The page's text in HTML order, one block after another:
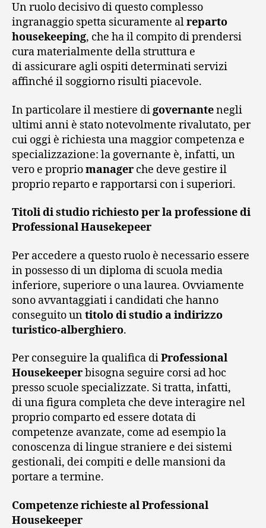
Un ruolo decisivo di questo complesso
ingranaggio spetta sicuramente alreparto
housekeeping, che ha il compito di prendersi
cura materialmente della struttura e
di assicurare agli ospiti determinati servizi
affinché il soggiorno risulti piacevole.
In particolare il mestiere digovernantenegli
ultimi anni è stato notevolmente rivalutato, per
cui oggi è richiesta una maggior competenza e
specializzazione: la governante è, infatti, un
vero e propriomanager che deve gestire il
proprio reparto e rapportarsi con i superiori.
Titoli di studio richiesto per la professione di
Professional Hausekepeer
Per accedere a questo ruolo è necessario essere
in possesso di un diploma di scuola media
inferiore, superiore o una laurea. Ovviamente
sono avvantaggiati i candidati che hanno
conseguito untitolo di studio a indirizzo
turistico-alberghiero.
Per conseguire la qualifica diProfessional
Housekeeperbisogna seguire corsi ad hoc
presso scuole specializzate. Si tratta, infatti,
di una figura completa che deve interagire nel
proprio comparto ed essere dotata di
competenze avanzate, come ad esempio la
conoscenza di lingue straniere e dei sistemi
gestionali, dei compiti e delle mansioni da
portare a termine.
Competenze richieste al Professional
Housekeeper